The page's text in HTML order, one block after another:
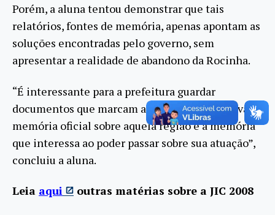
Porém, a aluna tentou demonstrar que tais
relatórios, fontes de memória, apenas apontam as
soluções encontradas pelo governo, sem
apresentar a realidade de abandono da Rocinha.
“É interessante para a prefeitura guardar
documentos que marcam a sua atuação positiva. A
memória oficial sobre aquela região é a memória
que interessa ao poder passar sobre sua atuação”,
concluiu a aluna.
Leia aqui outras matérias sobre a JIC 2008